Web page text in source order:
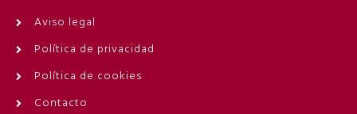
Aviso legal
Política de privacidad
Política de cookies
Contacto